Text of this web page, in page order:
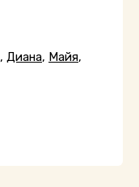
, Диана, Майя,